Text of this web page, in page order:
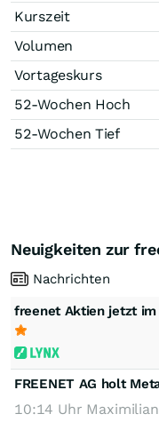
Kurszeit
Volumen
Vortageskurs
52-Wochen Hoch
52-Wochen Tief
Neuigkeiten zur
Nachrichten
freenet Aktien jetzt
FREENET AG holt
10:14 Uhr